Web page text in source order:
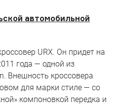
автомобильной
URX. Он придет на
года — одной из
Внешность кроссовера
для марки стиле — со
компоновкой передка и